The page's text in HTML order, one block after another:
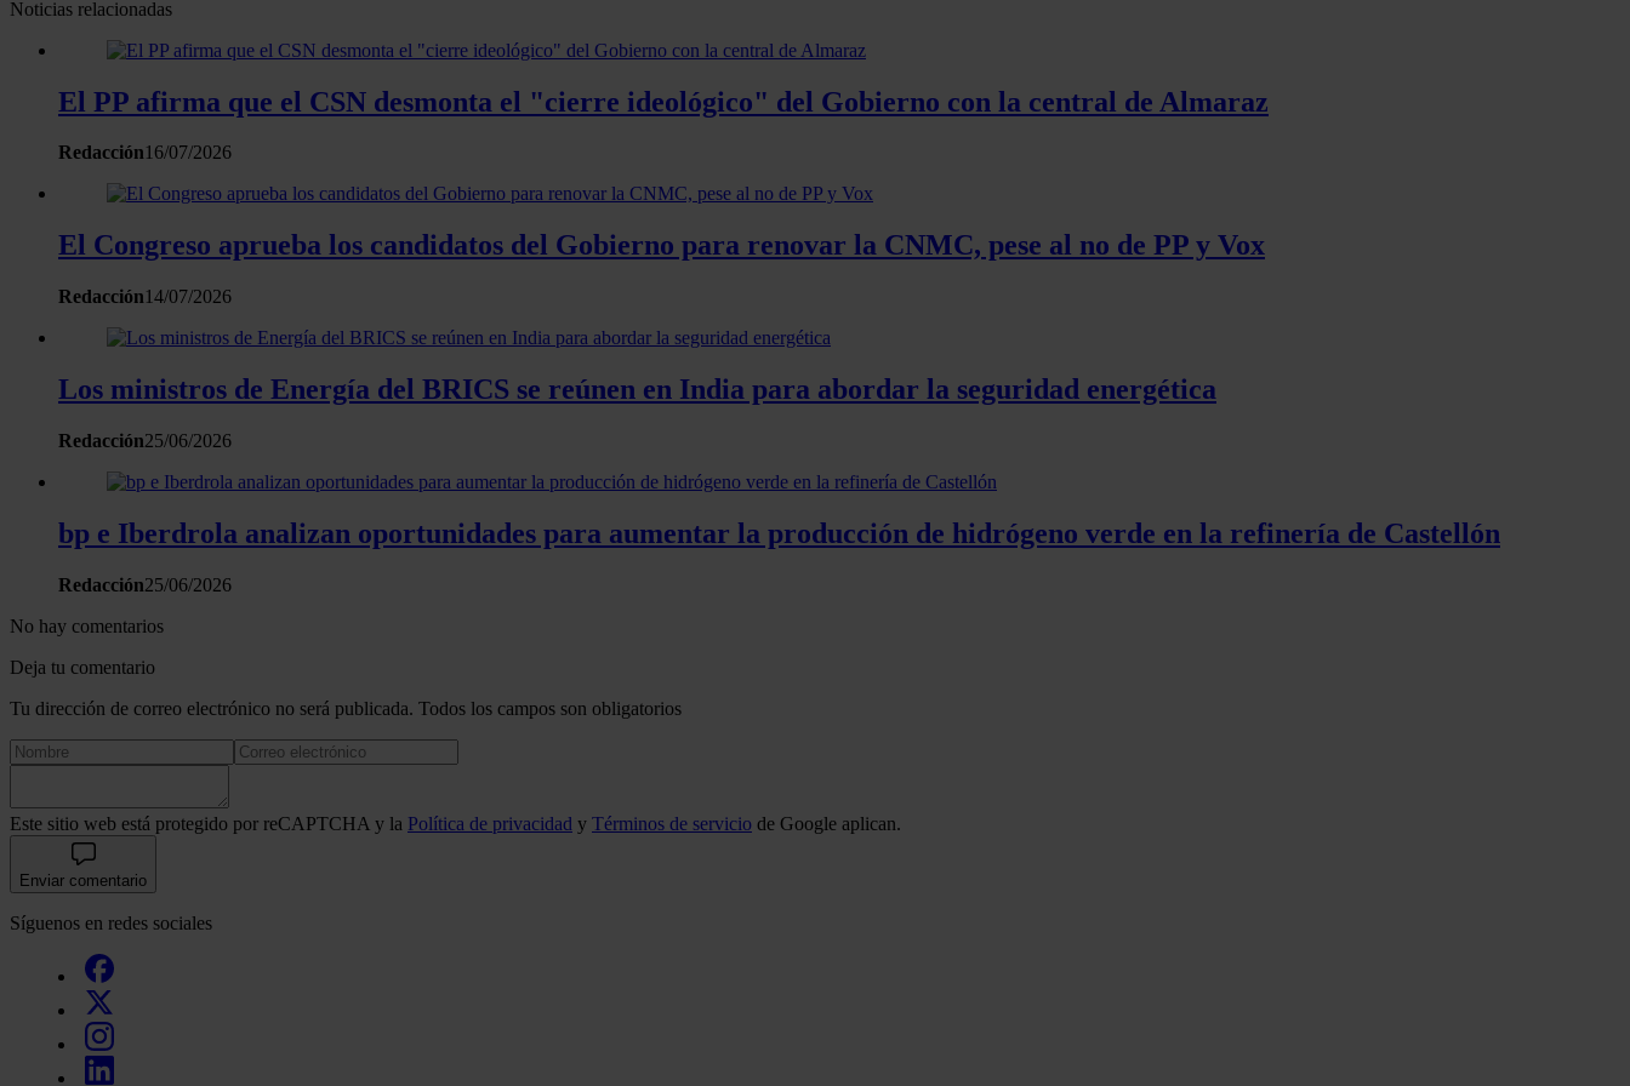
Noticias relacionadas
El PP afirma que el CSN desmonta el "cierre ideológico" del Gobierno con la central de Almaraz
Redacción16/07/2026
El Congreso aprueba los candidatos del Gobierno para renovar la CNMC, pese al no de PP y Vox
Redacción14/07/2026
Los ministros de Energía del BRICS se reúnen en India para abordar la seguridad energética
Redacción25/06/2026
bp e Iberdrola analizan oportunidades para aumentar la producción de hidrógeno verde en la refinería de Castellón
Redacción25/06/2026
No hay comentarios
Deja tu comentario
Tu dirección de correo electrónico no será publicada. Todos los campos son obligatorios
Este sitio web está protegido por reCAPTCHA y la Política de privacidad y Términos de servicio de Google aplican.
Enviar comentario
Síguenos en redes sociales